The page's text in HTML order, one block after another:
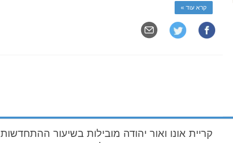
קרא עוד »
קריית אונו ואור יהודה מובילות בשיעור ההתחדשות